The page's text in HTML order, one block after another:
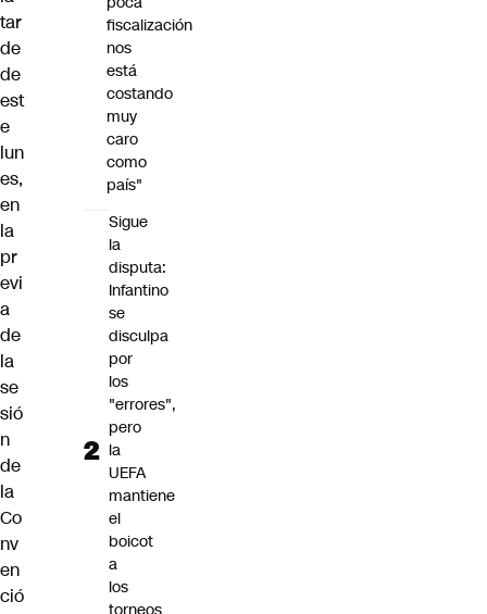
tar
de
de
est
e
lun
es,
en
la
pr
evi
a
de
la
se
sió
n
de
la
Co
nv
en
ció
fiscalización
nos
está
costando
muy
caro
como
país"
Sigue
la
disputa:
Infantino
se
disculpa
por
los
"errores",
pero
la
UEFA
mantiene
el
boicot
a
los
torneos